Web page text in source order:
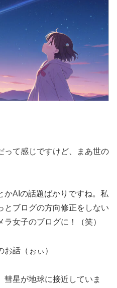
って感じですけど、まあ世の
かAIの話題ばかりですね。私
とブログの方向修正をしない
女子のブログに！（笑）
話（ぉぃ）
彗星が地球に接近していま